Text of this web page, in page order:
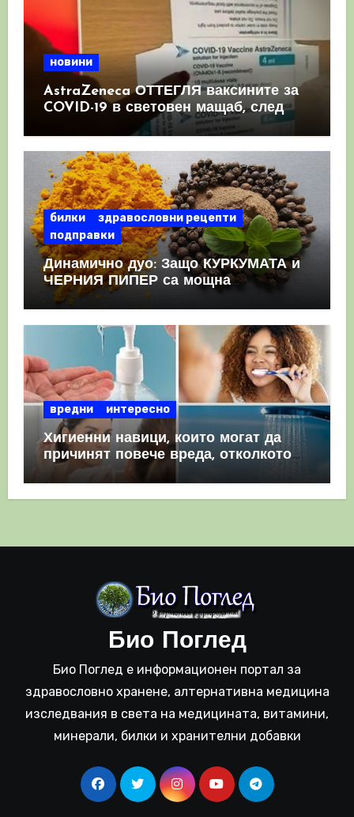
новини
AstraZeneca ОТТЕГЛЯ ваксините за
COVID-19 в световен мащаб, след
като призна, че те причиняват
билки
здравословни рецепти
подправки
Динамично дуо: Защо КУРКУМАТА и
ЧЕРНИЯ ПИПЕР са мощна
комбинация
вредни интересно
Хигиенни навици, които могат да
причинят повече вреда, отколкото
полза
Био Поглед
Био Поглед е информационен портал за
здравословно хранене, алтернативна медицина
изследвания в света на медицината, витамини,
минерали, билки и хранителни добавки